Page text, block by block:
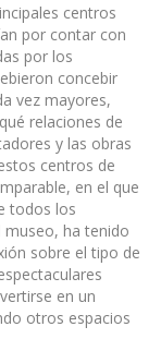
centros
por contar con
por los
concebir
vez mayores,
relaciones de
y las obras
centros de
en el que
todos los
museo, ha tenido
sobre el tipo de
en un
otros espacios